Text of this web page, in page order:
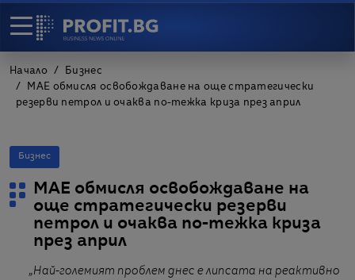
Начало
Бизнес
MAE обмисля освобождаване на още стратегически
резерви петрол и очаква по-тежка криза през април
Бизнес
MAE обмисля освобождаване на
още стратегически резерви
петрол и очаква по-тежка криза
през април
„Най-големият проблем днес е липсата на реактивно